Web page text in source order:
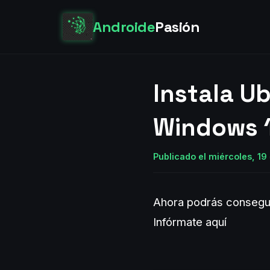
AndroidePasión
Instala
Windows
Publicado el miércoles, 19
Ahora podrás
Infórmate aquí